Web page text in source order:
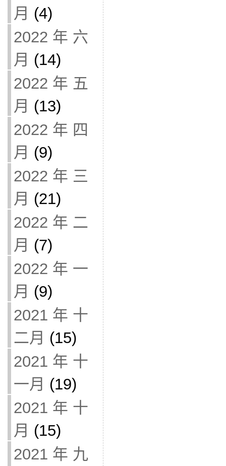
月 (4)
2022 年 六
月 (14)
2022 年 五
月 (13)
2022 年 四
月 (9)
2022 年 三
月 (21)
2022 年 二
月 (7)
2022 年 一
月 (9)
2021 年 十
二月 (15)
2021 年 十
一月 (19)
2021 年 十
月 (15)
2021 年 九